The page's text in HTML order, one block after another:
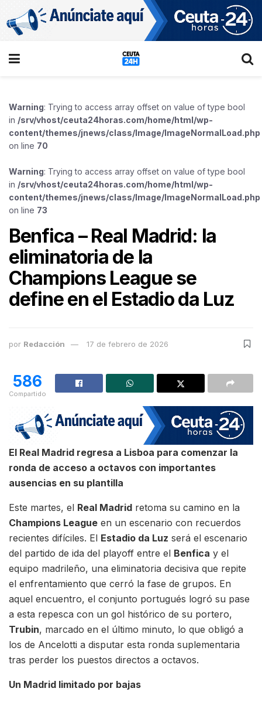
Warning: Trying to access array offset on value of type bool
in /srv/vhost/ceuta24horas.com/home/html/wp-
content/themes/jnews/class/Image/ImageNormalLoad.php
on line 70
Warning: Trying to access array offset on value of type bool
in /srv/vhost/ceuta24horas.com/home/html/wp-
content/themes/jnews/class/Image/ImageNormalLoad.php
on line 73
Benfica – Real Madrid: la
eliminatoria de la
Champions League se
define en el Estadio da Luz
por Redacción 17 de febrero de 2026
586
Compartido
El Real Madrid regresa a Lisboa para comenzar la
ronda de acceso a octavos con importantes
ausencias en su plantilla
Este martes, el Real Madrid retoma su camino en la
Champions League en un escenario con recuerdos
recientes difíciles. El Estadio da Luz será el escenario
del partido de ida del playoff entre el Benfica y el
equipo madrileño, una eliminatoria decisiva que repite
el enfrentamiento que cerró la fase de grupos. En
aquel encuentro, el conjunto portugués logró su pase
a esta repesca con un gol histórico de su portero,
Trubin, marcado en el último minuto, lo que obligó a
los de Ancelotti a disputar esta ronda suplementaria
tras perder los puestos directos a octavos.
Un Madrid limitado por bajas